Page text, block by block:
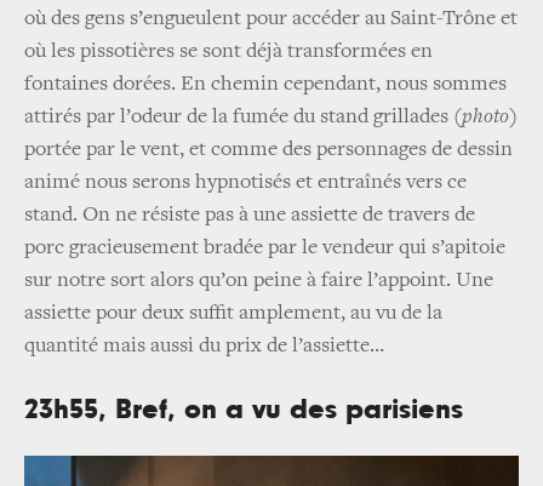
où des gens s’engueulent pour accéder au Saint-Trône et
où les pissotières se sont déjà transformées en
fontaines dorées. En chemin cependant, nous sommes
attirés par l’odeur de la fumée du stand grillades (photo)
portée par le vent, et comme des personnages de dessin
animé nous serons hypnotisés et entraînés vers ce
stand. On ne résiste pas à une assiette de travers de
porc gracieusement bradée par le vendeur qui s’apitoie
sur notre sort alors qu’on peine à faire l’appoint. Une
assiette pour deux suffit amplement, au vu de la
quantité mais aussi du prix de l’assiette…
23h55, Bref, on a vu des parisiens